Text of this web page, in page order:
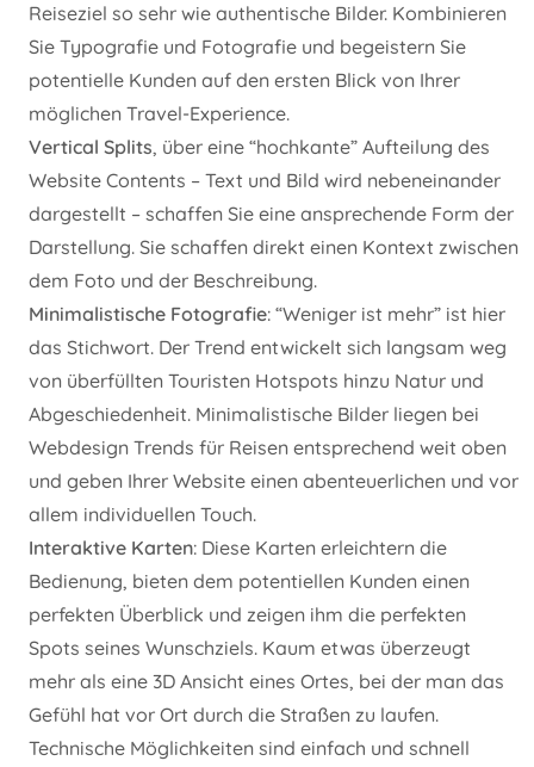
Reiseziel so sehr wie authentische Bilder. Kombinieren
Sie Typografie und Fotografie und begeistern Sie
potentielle Kunden auf den ersten Blick von Ihrer
möglichen Travel-Experience.
Vertical Splits, über eine “hochkante” Aufteilung des
Website Contents – Text und Bild wird nebeneinander
dargestellt – schaffen Sie eine ansprechende Form der
Darstellung. Sie schaffen direkt einen Kontext zwischen
dem Foto und der Beschreibung.
Minimalistische Fotografie: “Weniger ist mehr” ist hier
das Stichwort. Der Trend entwickelt sich langsam weg
von überfüllten Touristen Hotspots hinzu Natur und
Abgeschiedenheit. Minimalistische Bilder liegen bei
Webdesign Trends für Reisen entsprechend weit oben
und geben Ihrer Website einen abenteuerlichen und vor
allem individuellen Touch.
Interaktive Karten: Diese Karten erleichtern die
Bedienung, bieten dem potentiellen Kunden einen
perfekten Überblick und zeigen ihm die perfekten
Spots seines Wunschziels. Kaum etwas überzeugt
mehr als eine 3D Ansicht eines Ortes, bei der man das
Gefühl hat vor Ort durch die Straßen zu laufen.
Technische Möglichkeiten sind einfach und schnell